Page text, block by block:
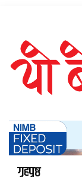
गृहपृष्ठ